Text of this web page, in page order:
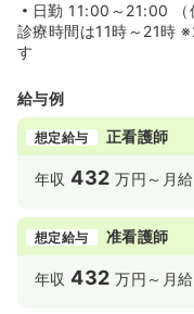
日勤 11:00～21:00 （
診療時間は11時～21時
す
給与例
想定給与 正看護師
年収432 万円～ 月給
想定給与 准看護師
年収432 万円～ 月給